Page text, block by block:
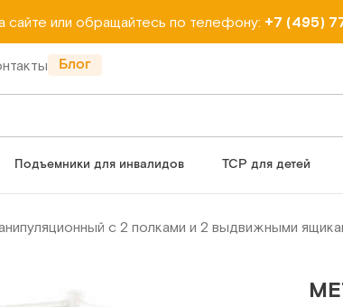
сайте или обращайтесь по телефону: +7 (495)
Блог
Подъемники для инвалидов ТСР для детей
с 2 полками и 2 выдвижными